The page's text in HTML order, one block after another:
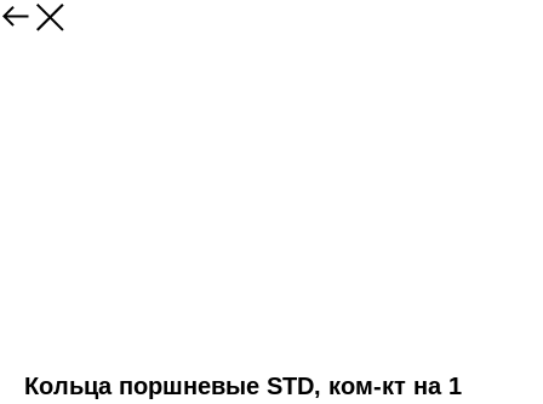
Кольца поршневые STD, ком-кт на 1